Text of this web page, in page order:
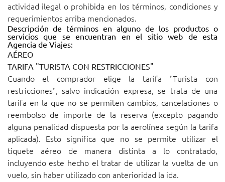
actividad ilegal o prohibida en los términos, condiciones y
requerimientos arriba mencionados.
Descripción de términos en alguno de los productos o
servicios que se encuentran en el sitio web de esta
Agencia de Viajes:
AÉREO
TARIFA "TURISTA CON RESTRICCIONES"
Cuando el comprador elige la tarifa "Turista con
restricciones", salvo indicación expresa, se trata de una
tarifa en la que no se permiten cambios, cancelaciones o
reembolso de importe de la reserva (excepto pagando
alguna penalidad dispuesta por la aerolínea según la tarifa
aplicada). Esto significa que no se permite utilizar el
tiquete aéreo de manera distinta a lo contratado,
incluyendo este hecho el tratar de utilizar la vuelta de un
vuelo, sin haber utilizado con anterioridad la ida.